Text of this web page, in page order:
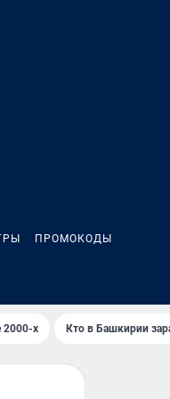
ПРОМОКОДЫ
2000-х Кто в Башкирии